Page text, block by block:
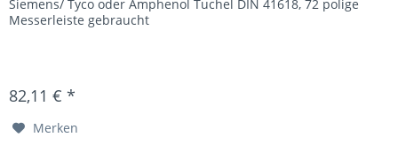
Siemens/ Tyco oder Amphenol Tuchel DIN 41618, 72 polige
Messerleiste gebraucht
82,11 € *
Merken